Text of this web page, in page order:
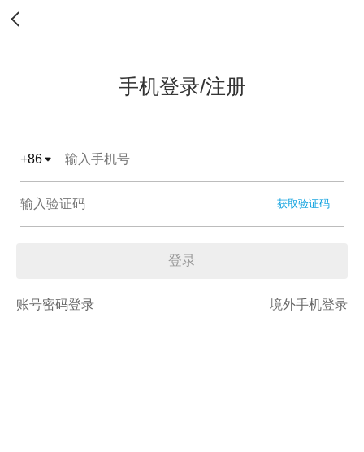
手机登录/注册
+86
获取验证码
登录
账号密码登录 境外手机登录